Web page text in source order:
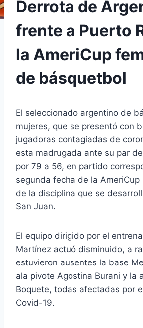
Derrota de
frente a Puerto
la AmeriCup
de básquetbol
El seleccionado argentino de
mujeres, que se presentó con
jugadoras contagiadas de
esta madrugada ante su par
por 79 a 56, en partido
segunda fecha de la AmeriCup
de la disciplina que se
San Juan.
El equipo dirigido por el
Martínez actuó disminuido, a
estuvieron ausentes la base
ala pivote Agostina Burani y la
Boquete, todas afectadas por
Covid-19.